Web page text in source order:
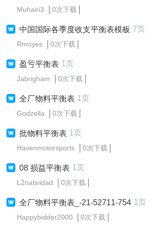
Muhairi3 0次下载
中国国际各季度收支平衡表模板 7页
Rmoyes 0次下载
盈亏平衡表 1页
Jabrigham 0次下载
全厂物料平衡表 1页
Godzella 0次下载
批物料平衡表 1页
Havenmotorsports 0次下载
08 损益平衡表 1页
L2natividad 0次下载
全厂物料平衡表_-21-52711-754 1页
Happybidder2000 0次下载